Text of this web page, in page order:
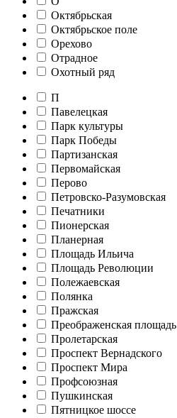
Октябрьская
Октябрьское поле
Орехово
Отрадное
Охотный ряд
П
Павелецкая
Парк культуры
Парк Победы
Партизанская
Первомайская
Перово
Петровско-Разумовская
Печатники
Пионерская
Планерная
Площадь Ильича
Площадь Революции
Полежаевская
Полянка
Пражская
Преображенская площадь
Пролетарская
Проспект Вернадского
Проспект Мира
Профсоюзная
Пушкинская
Пятницкое шоссе